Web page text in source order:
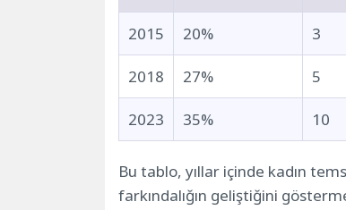
2015 20% 3
2018 27% 5
2023 35% 10
Bu tablo, yıllar içinde kadın
farkındalığın geliştiğini